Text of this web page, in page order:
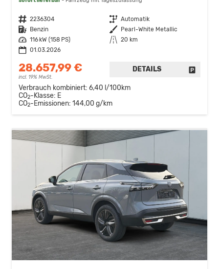
Fahrzeugnr. 2236304 Getriebe Automatik
Kraftstoff
Benzin Außenfarbe
Pearl-White Metallic
Leistung
116 kW (158 PS) Kilometerstand
20 km
01.03.2026
28.657,99 €
incl. 19% MwSt.
DETAILS
Verbrauch kombiniert: 6,40 l/100km
CO2-Klasse: E
CO2-Emissionen: 144,00 g/km